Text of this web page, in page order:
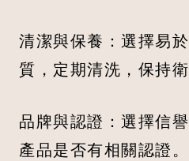
清潔與保養：選擇易
質，定期清洗，保持衛
品牌與認證：選擇信
產品是否有相關認證。